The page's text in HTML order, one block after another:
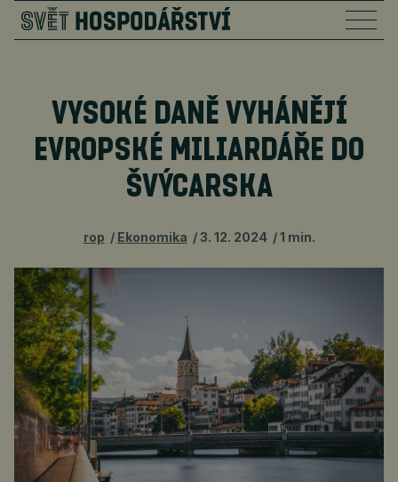
VYSOKÉ DANĚ VYHÁNĚJÍ
EVROPSKÉ MILIARDÁŘE DO
ŠVÝCARSKA
rop Ekonomika 3. 12. 2024 1 min.